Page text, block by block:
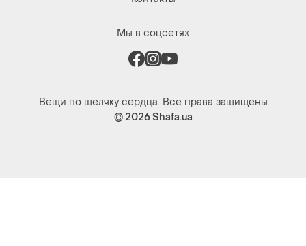
Мы в соцсетях
Вещи по щелчку сердца. Все права защищены
© 2026Shafa.ua